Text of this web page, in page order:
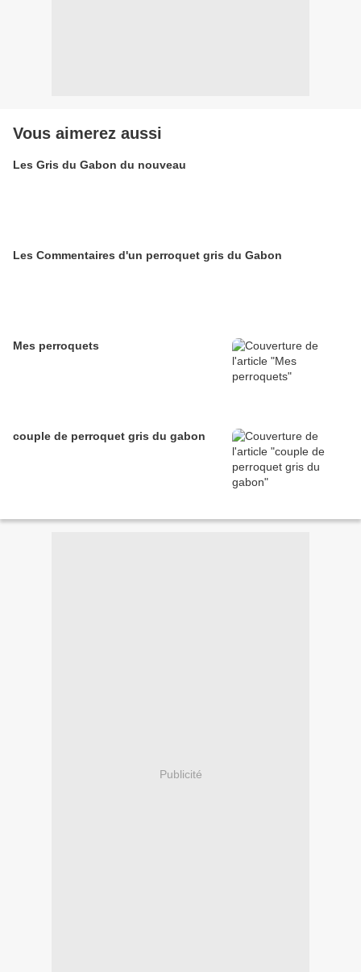
Vous aimerez aussi
Les Gris du Gabon du nouveau
Les Commentaires d'un perroquet gris du Gabon
Mes perroquets
couple de perroquet gris du gabon
Publicité